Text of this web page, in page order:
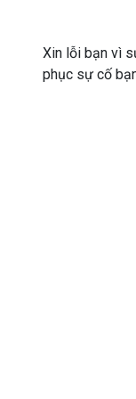
Xin lỗi bạn vì
phục sự cố